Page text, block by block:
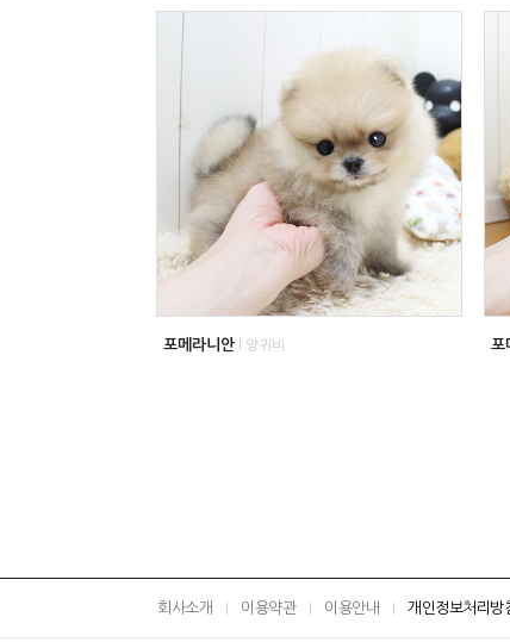
포메라니안 l 양귀비 포
회사소개 이용약관 이용안내 개인정보처리방